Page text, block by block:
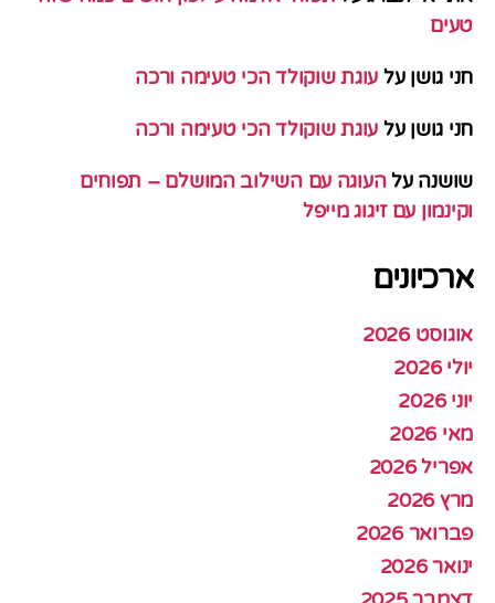
טעים
חני גושן על עוגת שוקולד הכי טעימה ורכה
חני גושן על עוגת שוקולד הכי טעימה ורכה
שושנה עלהעוגה עם השילוב המושלם – תפוחים
וקינמון עם זיגוג מייפל
ארכיונים
אוגוסט 2026
יולי 2026
יוני 2026
מאי 2026
אפריל 2026
מרץ 2026
פברואר 2026
ינואר 2026